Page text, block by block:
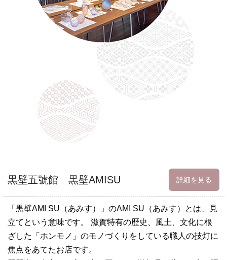
黒壁五號館 黒壁AMISU 詳細を見る
「黒壁AMI SU（あみす）」のAMI SU（あみす）とは、見
立てという意味です。 滋賀特有の歴史、風土、文化に根
ざした「ホンモノ」のモノづくりをしている職人の技灯に
焦点をあてたお店です。